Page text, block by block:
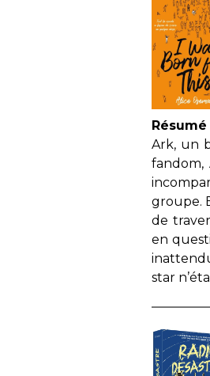
Résumé
Ark, un
fandom,
groupe.
de
en
star